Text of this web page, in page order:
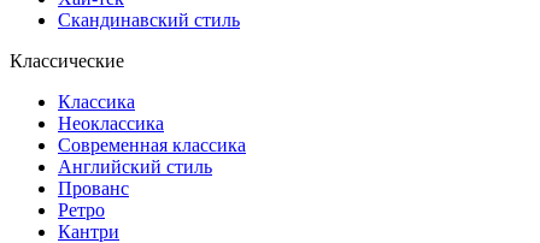
Скандинавский стиль
Классические
Классика
Неоклассика
Современная классика
Английский стиль
Прованс
Ретро
Кантри